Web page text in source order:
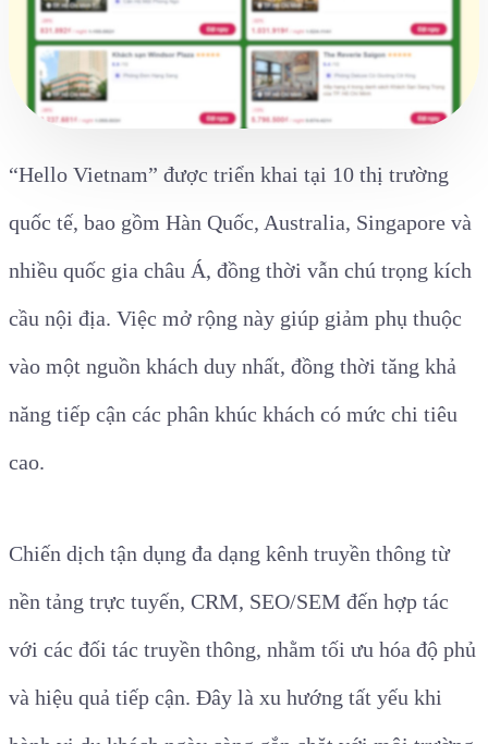
“Hello Vietnam” được triển khai tại 10 thị trường
quốc tế, bao gồm Hàn Quốc, Australia, Singapore và
nhiều quốc gia châu Á, đồng thời vẫn chú trọng kích
cầu nội địa. Việc mở rộng này giúp giảm phụ thuộc
vào một nguồn khách duy nhất, đồng thời tăng khả
năng tiếp cận các phân khúc khách có mức chi tiêu
cao.
Chiến dịch tận dụng đa dạng kênh truyền thông từ
nền tảng trực tuyến, CRM, SEO/SEM đến hợp tác
với các đối tác truyền thông, nhằm tối ưu hóa độ phủ
và hiệu quả tiếp cận. Đây là xu hướng tất yếu khi